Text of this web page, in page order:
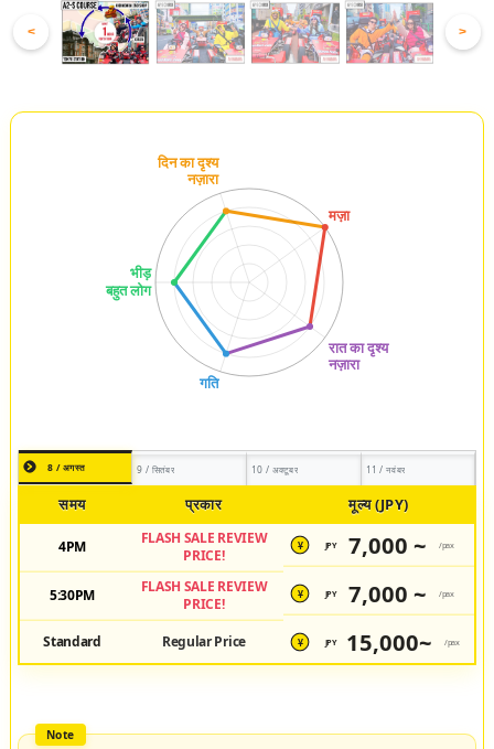
< >
8 / अगस्त 9 / सितंबर 10 / अक्टूबर 11 / नवंबर
समय प्रकार मूल्य (JPY)
4PM
FLASH SALE REVIEW
PRICE!
¥ JPY 7,000 ~ /pax
5:30PM
FLASH SALE REVIEW
PRICE!
¥ JPY 7,000 ~ /pax
Standard Regular Price ¥ JPY 15,000~ /pax